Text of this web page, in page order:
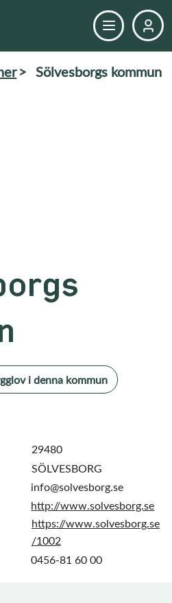
> Sölvesborgs kommun
i denna kommun
29480
SÖLVESBORG
info@solvesborg.se
http://www.solvesborg.se
https://www.solvesborg.se
/1002
0456-81 60 00